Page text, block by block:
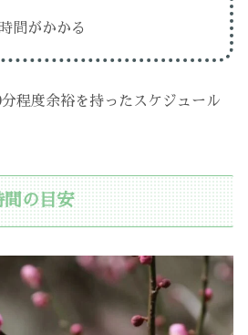
間がかかる
程度余裕を持ったスケジュール
間の目安